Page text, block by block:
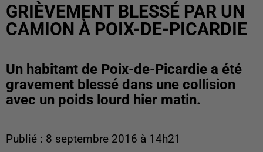
GRIÈVEMENT BLESSÉ PAR UN
CAMION À POIX-DE-PICARDIE
Un habitant de Poix-de-Picardie a été
gravement blessé dans une collision
avec un poids lourd hier matin.
Publié : 8 septembre 2016 à 14h21